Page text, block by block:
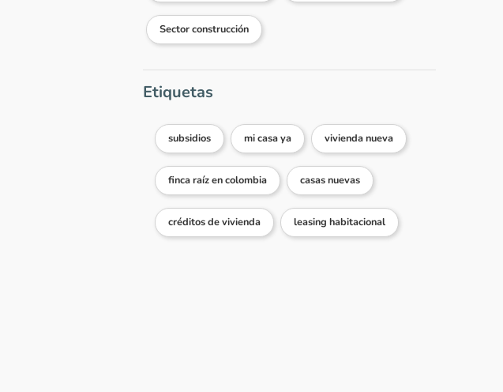
Sector construcción
Etiquetas
subsidios mi casa ya vivienda nueva
finca raíz en colombia casas nuevas
créditos de vivienda leasing habitacional